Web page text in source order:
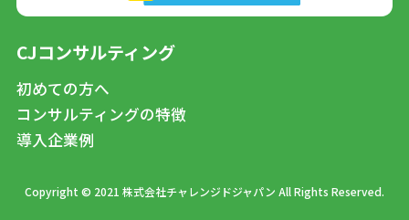
CJコンサルティング
初めての方へ
コンサルティングの特徴
導入企業例
Copyright © 2021 株式会社チャレンジドジャパン All Rights Reserved.